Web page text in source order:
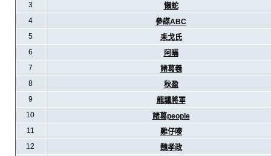
3
懶蛇
4
參謀ABC
5
耒戈氏
6
阿暪
7
諸葛羲
8
秋盈
9
龍驤將軍
10
諸葛people
11
雞仔嘜
12
魏孝政